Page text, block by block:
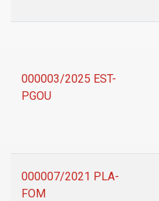
000003/2025 EST-
PGOU
000007/2021 PLA-
FOM